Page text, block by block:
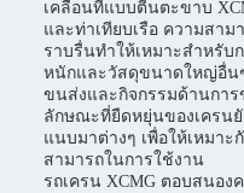
เคลื่อนที่แบบตีนตะขาบ
และท่าเทียบเรือ ความสาม
ราบรื่นทำให้เหมาะสำหรับ
หนักและวัสดุขนาดใหญ่อื่น
ขนส่งและกิจกรรมด้านกา
ลักษณะที่ยืดหยุ่นของเครน
แนบมาต่างๆ เพื่อให้เหมาะ
สามารถในการใช้งาน
รถเครน XCMG ตอบสนอ